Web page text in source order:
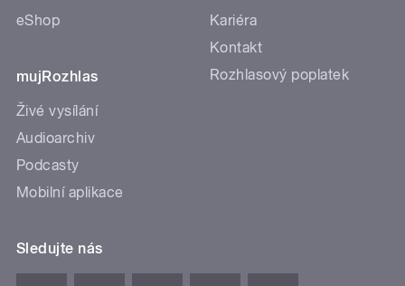
eShop
mujRozhlas
Živé vysílání
Audioarchiv
Podcasty
Mobilní aplikace
Kariéra
Kontakt
Rozhlasový poplatek
Sledujte nás